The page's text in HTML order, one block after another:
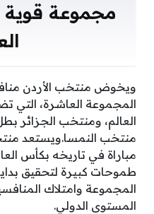
مجموعة
المجموعة العاشرة، التي
العالم، ومنتخب الجزائر
منتخب النمسا.ويستعد
مباراة في تاريخه بكأس
طموحات كبيرة لتحقيق
المجموعة وامتلاك
المستوى الدولي.